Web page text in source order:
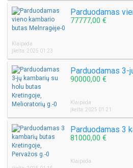
77777,00 €
Klaipėda
Įkelta: 2025 01 23
90000,00 €
Klaipėda
Įkelta: 2025 01 21
81000,00 €
Klaipėda